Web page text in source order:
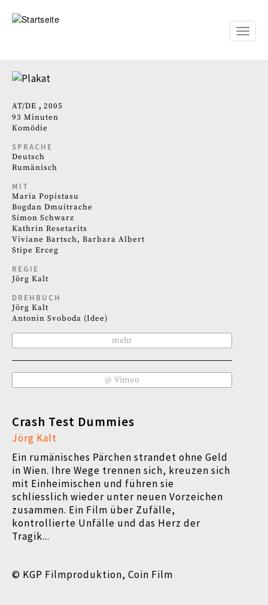
zum
Toggle
AT DE
2005
93 Minuten
Komödie
SPRACHE
Deutsch
Rumänisch
MIT
Maria Popistasu
Bogdan Dmuitrache
Simon Schwarz
Kathrin Resetarits
Viviane Bartsch, Barbara Albert
Stipe Erceg
REGIE
Jörg Kalt
DREHBUCH
Jörg Kalt
Antonin Svoboda (Idee)
mehr
@ Vimeo
Crash Test Dummies
Jörg Kalt
Ein rumänisches Pärchen strandet ohne Geld
in Wien. Ihre Wege trennen sich, kreuzen sich
mit Einheimischen und führen sie
schliesslich wieder unter neuen Vorzeichen
zusammen. Ein Film über Zufälle,
kontrollierte Unfälle und das Herz der
Tragik...
© KGP Filmproduktion, Coin Film